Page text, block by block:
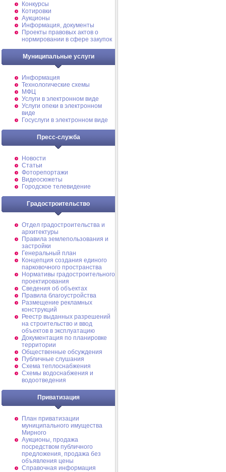
Конкурсы
Котировки
Аукционы
Информация, документы
Проекты правовых актов о
нормировании в сфере закупок
Муниципальные услуги
Информация
Технологические схемы
МФЦ
Услуги в электронном виде
Услуги опеки в электронном
виде
Госуслуги в электронном виде
Пресс-служба
Новости
Статьи
Фоторепортажи
Видеосюжеты
Городское телевидение
Градостроительство
Отдел градостроительства и
архитектуры
Правила землепользования и
застройки
Генеральный план
Концепция создания единого
парковочного пространства
Нормативы градостроительного
проектирования
Сведения об объектах
Правила благоустройства
Размещение рекламных
конструкций
Реестр выданных разрешений
на строительство и ввод
объектов в эксплуатацию
Документация по планировке
территории
Общественные обсуждения
Публичные слушания
Схема теплоснабжения
Схемы водоснабжения и
водоотведения
Приватизация
План приватизации
муниципального имущества
Мирного
Аукционы, продажа
посредством публичного
предложения, продажа без
объявления цены
Справочная информация